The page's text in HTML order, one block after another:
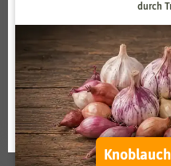
Tomate San
4,75 €
*
* inkl. 7% MwSt. zzgl.
Alle
Alle
durch